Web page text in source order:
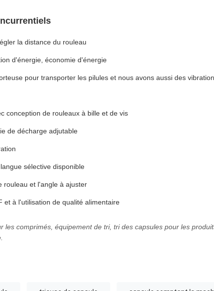
la distance du rouleau
d'énergie, économie d'énergie
pour transporter les pilules et nous avons aussi des
conception de rouleaux à bille et de vis
de décharge adjutable
sélective disponible
rouleau et l'angle à ajuster
et à l'utilisation de qualité alimentaire
les comprimés, équipement de tri, tri des capsules pour les